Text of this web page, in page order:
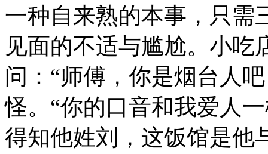
一种自来熟的本事，只需
见面的不适与尴尬。小吃
问：“师傅，你是烟台人
怪。“你的口音和我爱人
得知他姓刘，这饭馆是他